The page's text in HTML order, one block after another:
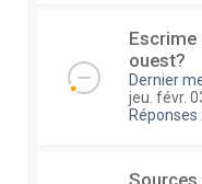
Escrime
ouest?
Dernier
jeu. févr.
Réponses :
Sources